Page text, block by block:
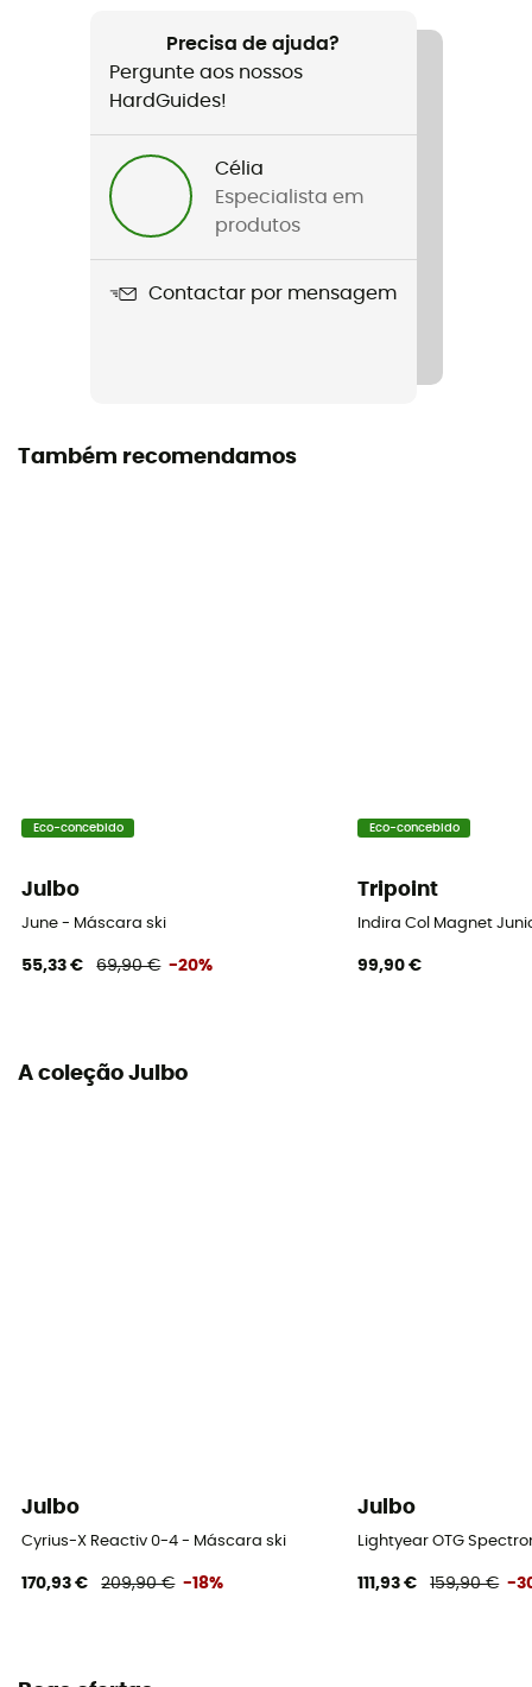
Nome do produto
Jupiter OTG
Lente dupla
Armação
Precisa de ajuda?
Pergunte aos nossos
HardGuides!
Célia
Especialista em
produtos
Contactar por mensagem
Também recomendamos
Eco-concebido
Julbo
June - Máscara ski
55,33 € 69,90 € -20%
Eco-concebido
Tripoint
Indira Col Magnet
99,90 €
A coleção Julbo
Julbo
Cyrius-X Reactiv 0-4 - Máscara ski
170,93 € 209,90 € -18%
Julbo
Lightyear OTG
111,93 € 159,90 € -